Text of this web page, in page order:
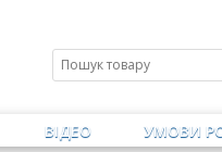
ВІДЕО УМОВИ